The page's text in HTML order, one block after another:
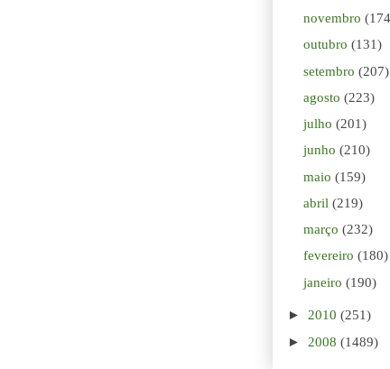
novembro
outubro (131)
setembro (207)
agosto (223)
julho (201)
junho (210)
maio (159)
abril (219)
março (232)
fevereiro (180)
janeiro (190)
► 2010 (251)
► 2008 (1489)